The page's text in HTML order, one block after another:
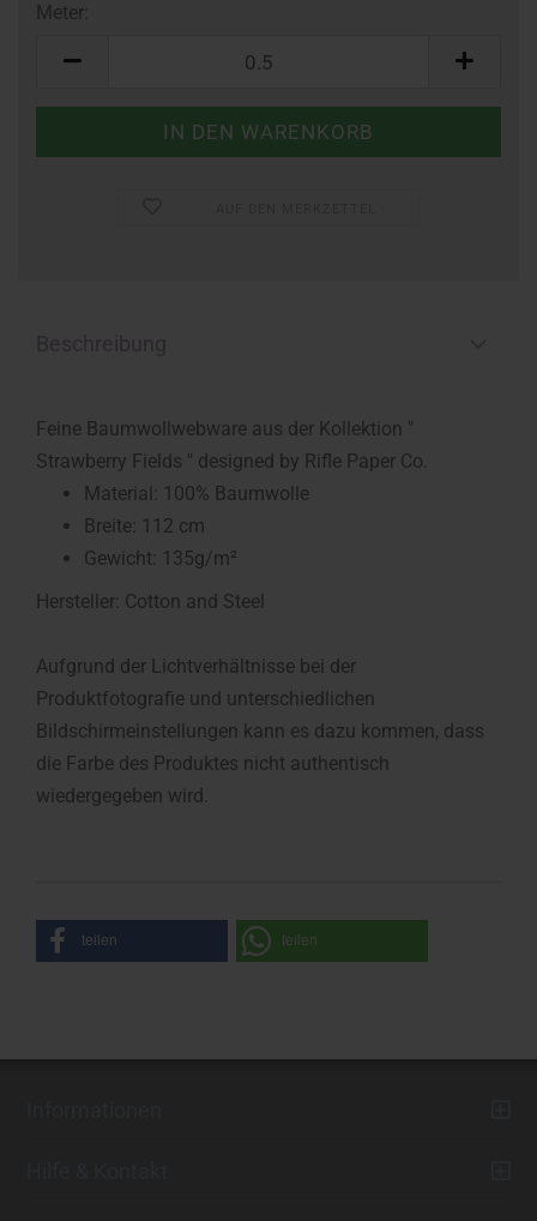
Meter:
Feine Baumwollwebware aus der Kollektion "
Strawberry Fields " designed by Rifle Paper Co.
Material: 100% Baumwolle
Breite: 112 cm
Gewicht: 135g/m²
Hersteller: Cotton and Steel
Aufgrund der Lichtverhältnisse bei der
Produktfotografie und unterschiedlichen
Bildschirmeinstellungen kann es dazu kommen, dass
die Farbe des Produktes nicht authentisch
wiedergegeben wird.
teilen teilen